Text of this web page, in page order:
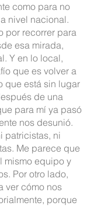
como para no
nivel nacional.
por recorrer para
esa mirada,
Y en lo local,
que es volver a
que está sin lugar
de una
para mí ya pasó
nos desunió.
patricistas, ni
Me parece que
mismo equipo y
Por otro lado,
ver cómo nos
porque